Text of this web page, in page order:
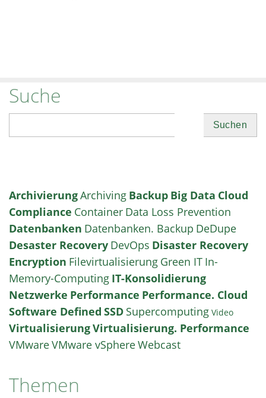
Suche
ArchivierungArchiving Backup Big Data Cloud
Compliance Container Data Loss Prevention
Datenbanken Datenbanken. Backup DeDupe
Desaster Recovery DevOps Disaster Recovery
Encryption Filevirtualisierung Green IT In-
Memory-Computing IT-Konsolidierung
Netzwerke Performance Performance. Cloud
Software Defined SSD Supercomputing Video
VirtualisierungVirtualisierung. Performance
VMwareVMware vSphereWebcast
Themen